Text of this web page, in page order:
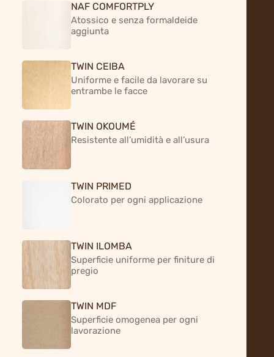
NAF COMFORTPLY
Atossico e senza formaldeide
aggiunta
TWIN CEIBA
Uniforme e facile da lavorare su
entrambe le facce
TWIN OKOUMÉ
Resistente all’umidità e all’usura
TWIN PRIMED
Colorato per ogni applicazione
TWIN ILOMBA
Superficie uniforme per finiture di
pregio
TWIN MDF
Superficie omogenea per ogni
lavorazione
Ogni nostro pannello nasce da
percorso
fatto di
esperienza, in cui
accompagnata,
fase dopo
che
legno si trasforma
perdere la sua natura.